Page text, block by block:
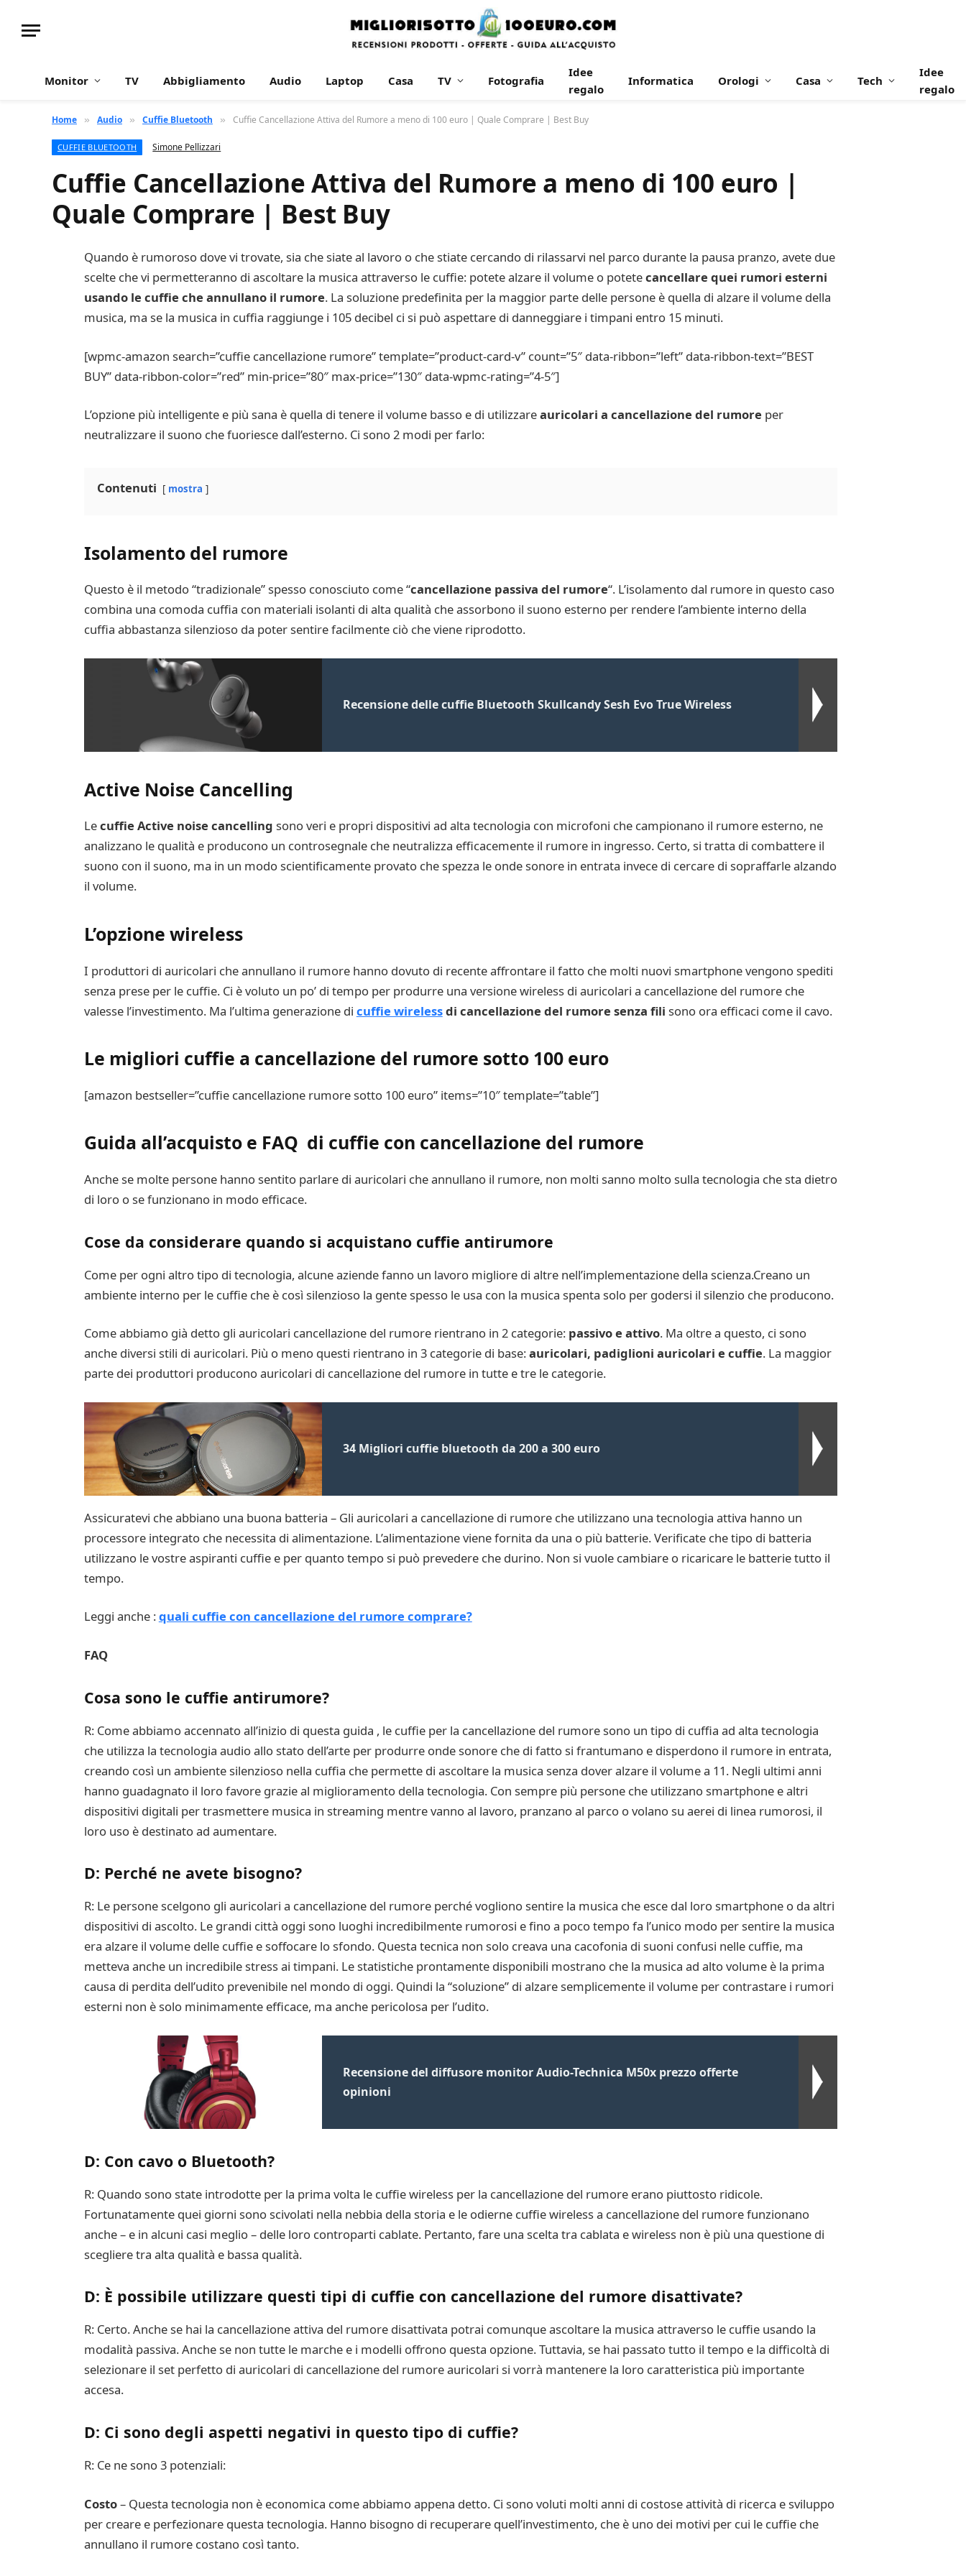
Monitor TV Abbigliamento Audio Laptop Casa TV Fotografia
Idee
regalo
Informatica Orologi Casa Tech
Idee
regalo
Home » Audio » Cuffie Bluetooth » Cuffie Cancellazione Attiva del Rumore a meno di 100 euro | Quale Comprare | Best Buy
CUFFIE BLUETOOTH Simone Pellizzari
Cuffie Cancellazione Attiva del Rumore a meno di 100 euro |
Quale Comprare | Best Buy
Quando è rumoroso dove vi trovate, sia che siate al lavoro o che stiate cercando di rilassarvi nel parco durante la pausa pranzo, avete due
scelte che vi permetteranno di ascoltare la musica attraverso le cuffie: potete alzare il volume o potetecancellare quei rumori esterni
usando le cuffie che annullano il rumore. La soluzione predefinita per la maggior parte delle persone è quella di alzare il volume della
musica, ma se la musica in cuffia raggiunge i 105 decibel ci si può aspettare di danneggiare i timpani entro 15 minuti.
[wpmc-amazon search=”cuffie cancellazione rumore” template=”product-card-v” count=”5″ data-ribbon=”left” data-ribbon-text=”BEST
BUY” data-ribbon-color=”red” min-price=”80″ max-price=”130″ data-wpmc-rating=”4-5″]
L’opzione più intelligente e più sana è quella di tenere il volume basso e di utilizzareauricolari a cancellazione del rumore per
neutralizzare il suono che fuoriesce dall’esterno. Ci sono 2 modi per farlo:
Contenuti mostra
Isolamento del rumore
Questo è il metodo “tradizionale” spesso conosciuto come “cancellazione passiva del rumore“. L’isolamento dal rumore in questo caso
combina una comoda cuffia con materiali isolanti di alta qualità che assorbono il suono esterno per rendere l’ambiente interno della
cuffia abbastanza silenzioso da poter sentire facilmente ciò che viene riprodotto.
Recensione delle cuffie Bluetooth Skullcandy Sesh Evo True Wireless
Active Noise Cancelling
Lecuffie Active noise cancelling sono veri e propri dispositivi ad alta tecnologia con microfoni che campionano il rumore esterno, ne
analizzano le qualità e producono un controsegnale che neutralizza efficacemente il rumore in ingresso. Certo, si tratta di combattere il
suono con il suono, ma in un modo scientificamente provato che spezza le onde sonore in entrata invece di cercare di sopraffarle alzando
il volume.
L’opzione wireless
I produttori di auricolari che annullano il rumore hanno dovuto di recente affrontare il fatto che molti nuovi smartphone vengono spediti
senza prese per le cuffie. Ci è voluto un po’ di tempo per produrre una versione wireless di auricolari a cancellazione del rumore che
valesse l’investimento. Ma l’ultima generazione di cuffie wirelessdi cancellazione del rumore senza fili sono ora efficaci come il cavo.
Le migliori cuffie a cancellazione del rumore sotto 100 euro
[amazon bestseller=”cuffie cancellazione rumore sotto 100 euro” items=”10″ template=”table”]
Guida all’acquisto e FAQ di cuffie con cancellazione del rumore
Anche se molte persone hanno sentito parlare di auricolari che annullano il rumore, non molti sanno molto sulla tecnologia che sta dietro
di loro o se funzionano in modo efficace.
Cose da considerare quando si acquistano cuffie antirumore
Come per ogni altro tipo di tecnologia, alcune aziende fanno un lavoro migliore di altre nell’implementazione della scienza.Creano un
ambiente interno per le cuffie che è così silenzioso la gente spesso le usa con la musica spenta solo per godersi il silenzio che producono.
Come abbiamo già detto gli auricolari cancellazione del rumore rientrano in 2 categorie: passivo e attivo. Ma oltre a questo, ci sono
anche diversi stili di auricolari. Più o meno questi rientrano in 3 categorie di base:auricolari, padiglioni auricolari e cuffie. La maggior
parte dei produttori producono auricolari di cancellazione del rumore in tutte e tre le categorie.
34 Migliori cuffie bluetooth da 200 a 300 euro
Assicuratevi che abbiano una buona batteria – Gli auricolari a cancellazione di rumore che utilizzano una tecnologia attiva hanno un
processore integrato che necessita di alimentazione. L’alimentazione viene fornita da una o più batterie. Verificate che tipo di batteria
utilizzano le vostre aspiranti cuffie e per quanto tempo si può prevedere che durino. Non si vuole cambiare o ricaricare le batterie tutto il
tempo.
Leggi anche :quali cuffie con cancellazione del rumore comprare?
FAQ
Cosa sono le cuffie antirumore?
R: Come abbiamo accennato all’inizio di questa guida , le cuffie per la cancellazione del rumore sono un tipo di cuffia ad alta tecnologia
che utilizza la tecnologia audio allo stato dell’arte per produrre onde sonore che di fatto si frantumano e disperdono il rumore in entrata,
creando così un ambiente silenzioso nella cuffia che permette di ascoltare la musica senza dover alzare il volume a 11. Negli ultimi anni
hanno guadagnato il loro favore grazie al miglioramento della tecnologia. Con sempre più persone che utilizzano smartphone e altri
dispositivi digitali per trasmettere musica in streaming mentre vanno al lavoro, pranzano al parco o volano su aerei di linea rumorosi, il
loro uso è destinato ad aumentare.
D: Perché ne avete bisogno?
R: Le persone scelgono gli auricolari a cancellazione del rumore perché vogliono sentire la musica che esce dal loro smartphone o da altri
dispositivi di ascolto. Le grandi città oggi sono luoghi incredibilmente rumorosi e fino a poco tempo fa l’unico modo per sentire la musica
era alzare il volume delle cuffie e soffocare lo sfondo. Questa tecnica non solo creava una cacofonia di suoni confusi nelle cuffie, ma
metteva anche un incredibile stress ai timpani. Le statistiche prontamente disponibili mostrano che la musica ad alto volume è la prima
causa di perdita dell’udito prevenibile nel mondo di oggi. Quindi la “soluzione” di alzare semplicemente il volume per contrastare i rumori
esterni non è solo minimamente efficace, ma anche pericolosa per l’udito.
Recensione del diffusore monitor Audio-Technica M50x prezzo offerte
opinioni
D: Con cavo o Bluetooth?
R: Quando sono state introdotte per la prima volta le cuffie wireless per la cancellazione del rumore erano piuttosto ridicole.
Fortunatamente quei giorni sono scivolati nella nebbia della storia e le odierne cuffie wireless a cancellazione del rumore funzionano
anche – e in alcuni casi meglio – delle loro controparti cablate. Pertanto, fare una scelta tra cablata e wireless non è più una questione di
scegliere tra alta qualità e bassa qualità.
D: È possibile utilizzare questi tipi di cuffie con cancellazione del rumore disattivate?
R: Certo. Anche se hai la cancellazione attiva del rumore disattivata potrai comunque ascoltare la musica attraverso le cuffie usando la
modalità passiva. Anche se non tutte le marche e i modelli offrono questa opzione. Tuttavia, se hai passato tutto il tempo e la difficoltà di
selezionare il set perfetto di auricolari di cancellazione del rumore auricolari si vorrà mantenere la loro caratteristica più importante
accesa.
D: Ci sono degli aspetti negativi in questo tipo di cuffie?
R: Ce ne sono 3 potenziali:
Costo– Questa tecnologia non è economica come abbiamo appena detto. Ci sono voluti molti anni di costose attività di ricerca e sviluppo
per creare e perfezionare questa tecnologia. Hanno bisogno di recuperare quell’investimento, che è uno dei motivi per cui le cuffie che
annullano il rumore costano così tanto.